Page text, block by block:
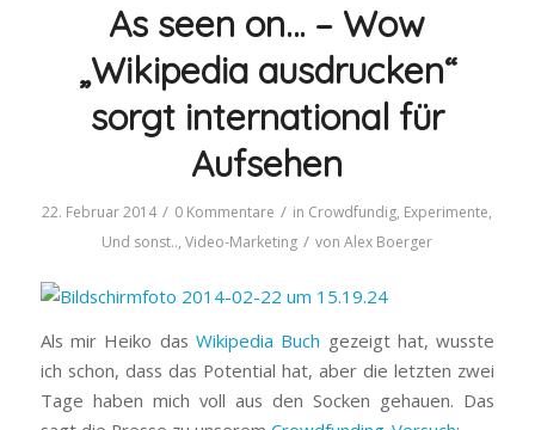
As seen on… – Wow
„Wikipedia ausdrucken“
sorgt international für
Aufsehen
22. Februar 2014 / 0 Kommentare / in Crowdfundig, Experimente,
Und sonst..,Video-Marketing / vonAlex Boerger
Als mir Heiko das Wikipedia Buch gezeigt hat, wusste
ich schon, dass das Potential hat, aber die letzten zwei
Tage haben mich voll aus den Socken gehauen. Das